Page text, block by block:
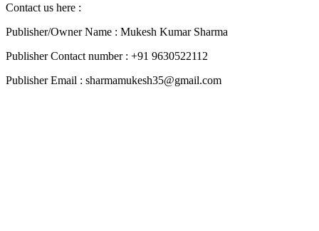
Contact us here :
Publisher/Owner Name : Mukesh Kumar Sharma
Publisher Contact number : +91 9630522112
Publisher Email : sharmamukesh35@gmail.com